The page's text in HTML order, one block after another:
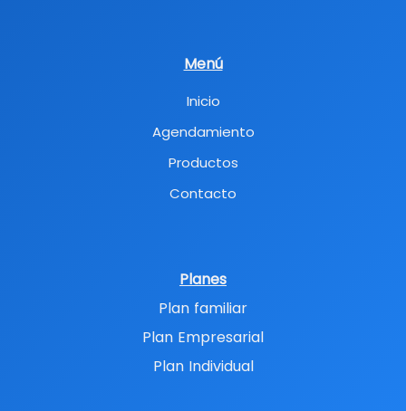
Menú
Inicio
Agendamiento
Productos
Contacto
Planes
Plan familiar
Plan Empresarial
Plan Individual